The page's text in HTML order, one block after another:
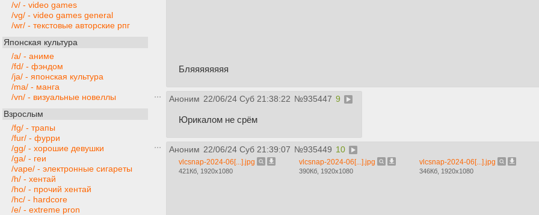
/v/ - video games
/vg/ - video games general
/wr/ - текстовые авторские рпг
Японская культура
/a/ - аниме
/fd/ - фэндом
/ja/ - японская культура
/ma/ - манга
/vn/ - визуальные новеллы
Взрослым
/fg/ - трапы
/fur/ - фурри
/gg/ - хорошие девушки
/ga/ - геи
/vape/ - электронные сигареты
/h/ - хентай
/ho/ - прочий хентай
/hc/ - hardcore
/e/ - extreme pron
Бляяяяяяяя
Аноним 22/06/24 Суб 21:38:22 №935447 9
Юрикалом не срём
Аноним 22/06/24 Суб 21:39:07 №935449 10
vlcsnap-2024-06[...].jpg
421Кб, 1920x1080
vlcsnap-2024-06[...].jpg
390Кб, 1920x1080
vlcsnap-2024-06[...].jpg
346Кб, 1920x1080